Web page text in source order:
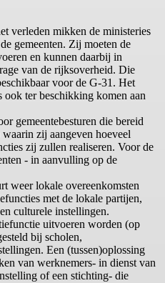
verleden mikken de ministeries
gemeenten. Zij moeten de
en kunnen daarbij in
van de rijksoverheid. Die
voor de G-31. Het
ook ter beschikking komen aan
gemeentebesturen die bereid
zij aangeven hoeveel
zij zullen realiseren. Voor de
- in aanvulling op de
weer lokale overeenkomsten
met de lokale partijen,
culturele instellingen.
uitvoeren worden (op
bij scholen,
Een (tussen)oplossing
van werknemers- in dienst van
of een stichting- die